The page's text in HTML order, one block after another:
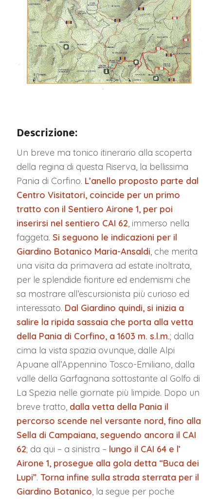
Descrizione:
Un breve ma tonico itinerario alla scoperta
della regina di questa Riserva, la bellissima
Pania di Corfino. L’anello proposto parte dal
Centro Visitatori, coincide per un primo
tratto con il Sentiero Airone 1, per poi
inserirsi nel sentiero CAI 62, immerso nella
faggeta. Si seguono le indicazioni per il
Giardino Botanico Maria-Ansaldi, che merita
una visita da primavera ad estate inoltrata,
per le splendide fioriture ed endemismi che
sa mostrare all’escursionista più curioso ed
interessato. Dal Giardino quindi, si inizia a
salire la ripida sassaia che porta alla vetta
della Pania di Corfino, a 1603 m. s.l.m.; dalla
cima la vista spazia ovunque, dalle Alpi
Apuane all’Appennino Tosco-Emiliano, dalla
valle della Garfagnana sottostante al Golfo di
La Spezia nelle giornate più limpide. Dopo un
breve tratto, dalla vetta della Pania il
percorso scende nel versante nord, fino alla
Sella di Campaiana, seguendo ancora il CAI
62; da qui – a sinistra – lungo il CAI 64 e l’
Airone 1, prosegue alla gola detta “Buca dei
Lupi”. Torna infine sulla strada sterrata per il
Giardino Botanico, la segue per poche